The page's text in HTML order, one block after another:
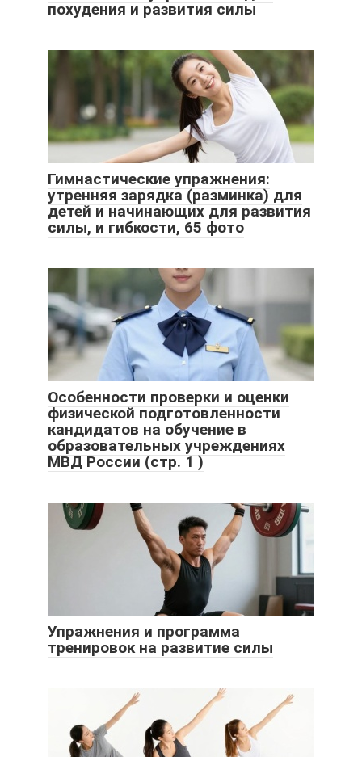
похудения и развития силы
Гимнастические упражнения:
утренняя зарядка (разминка) для
детей и начинающих для развития
силы, и гибкости, 65 фото
Особенности проверки и оценки
физической подготовленности
кандидатов на обучение в
образовательных учреждениях
МВД России (стр. 1 )
Упражнения и программа
тренировок на развитие силы